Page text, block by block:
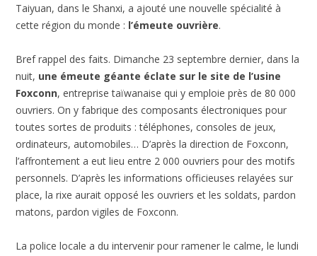
Taiyuan, dans le Shanxi, a ajouté une nouvelle spécialité à
cette région du monde : l’émeute ouvrière.
Bref rappel des faits. Dimanche 23 septembre dernier, dans la
nuit, une émeute géante éclate sur le site de l’usine
Foxconn, entreprise taïwanaise qui y emploie près de 80 000
ouvriers. On y fabrique des composants électroniques pour
toutes sortes de produits : téléphones, consoles de jeux,
ordinateurs, automobiles… D’après la direction de Foxconn,
l’affrontement a eut lieu entre 2 000 ouvriers pour des motifs
personnels. D’après les informations officieuses relayées sur
place, la rixe aurait opposé les ouvriers et les soldats, pardon
matons, pardon vigiles de Foxconn.
La police locale a du intervenir pour ramener le calme, le lundi